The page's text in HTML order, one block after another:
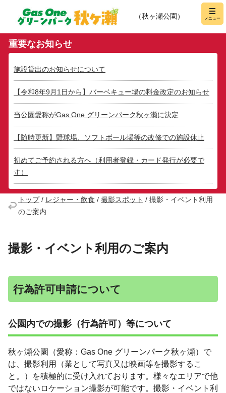
Gas One グリーンパー
（秋ヶ瀬公園）
メニュー
重要なお知らせ
施設貸出のお知らせについて
【令和8年9月1日から】バーベキュー場の料金改定のお知らせ
当公園愛称がGas One グリーンパーク秋ヶ瀬に決定
【随時更新】野球場、ソフトボール場等の改修での施設休止
初めてご予約される方へ（利用者登録・カード発行が必要で
す）
トップ/ レジャー・飲食 / 撮影スポット / 撮影・イベント利用
のご案内
撮影・イベント利用のご案内
行為許可申請について
公園内での撮影（行為許可）等について
秋ヶ瀬公園（愛称：Gas One グリーンパーク秋ヶ瀬）で
は、撮影利用（業として写真又は映画等を撮影するこ
と。）を積極的に受け入れております。様々なエリアで他
ではないロケーション撮影が可能です。撮影・イベント利